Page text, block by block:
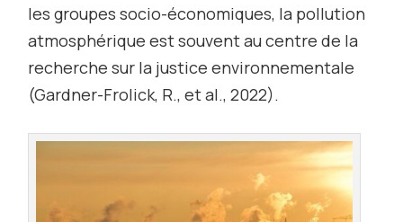
les groupes socio-économiques, la pollution
atmosphérique est souvent au centre de la
recherche sur la justice environnementale
(Gardner-Frolick, R.,et al., 2022).